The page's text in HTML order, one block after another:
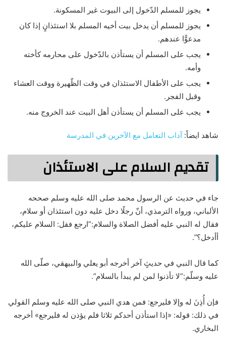
يجوز للمسلم الدّخول إلى البيوت غير المسكونة.
يجوز للمسلم أن يدخل بيت أخيه المسلم بلا استئذانٍ إذا كان
مدعوًّا عندهم.
يجب على المسلم أن يستأذن بالدّخول على محارمه كأخته
وأمه.
يجب على الأطفال الاستئذان في وقت الظّهيرة ووقت العشاء
وقبل الفجر.
يجب على المسلم أن يستأذن أهل البيت عند الخروج منه.
شاهد ايضاً:آداب التعامل مع الآخرين في المدرسة
تقديم السلام على الاستئذان
جاء في حديث عن الرسول محمد صلى الله عليه وسلم صححه
الألباني، ورواه الترمذي، أنّ رجلًا دخل عليه دون استئذان أو سلام،
فقال له النبي عليه أفضل الصلاة والسلام:”ارجع فقل: السلام عليكم،
أأدخل؟”.
كما قال النبي في حديثٍ آخر أخرجه أبو يعلي والبيهقي، صلّى الله
عليه وسلّم:”لا تأذنوا لمن لم يبدأ بالسلام”.
فإن أُذِنَ له وإلا فليرجع: فمن هدي النبي صلى الله عليه وسلم القولي
في ذلك: قوله: «إذا استأذن أحدكم ثلاثا فلم يؤذن له فليرجع» أخرجه
البخاري.